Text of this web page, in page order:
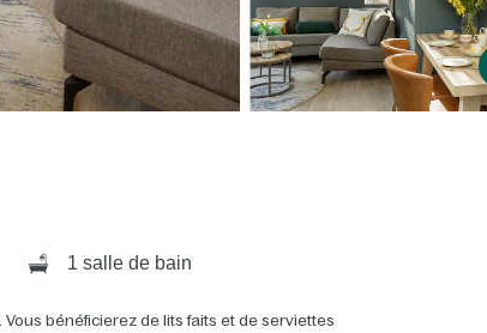
1 salle de bain
bénéficierez de lits faits et de serviettes